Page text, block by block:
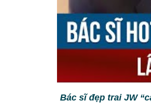
Bác sĩ đẹp trai JW